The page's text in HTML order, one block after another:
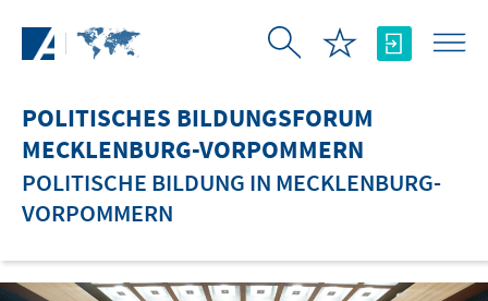
POLITISCHES BILDUNGSFORUM
MECKLENBURG-VORPOMMERN
POLITISCHE BILDUNG IN MECKLENBURG-
VORPOMMERN